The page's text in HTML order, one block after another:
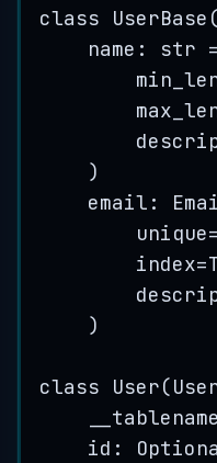
class
UserBase (
name: str =
)
email:
unique=
index=
)
class User(
id :